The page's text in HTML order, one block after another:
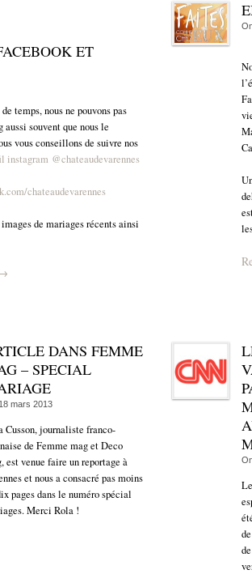
ET
temps, nous ne pouvons pas
souvent que nous le
vous conseillons de suivre nos
instagram @chateaudevarennes
chateaudevarennes
de mariages récents ainsi
DANS FEMME
– SPECIAL
18 mars 2013
Cusson, journaliste franco-
de Femme mag et Deco
est venue faire un reportage à
et nous a consacré pas moins
pages dans le numéro spécial
Merci Rola !